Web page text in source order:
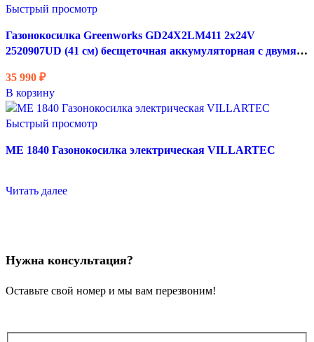
Быстрый просмотр
Газонокосилка Greenworks GD24X2LM411 2х24V
2520907UD (41 см) бесщеточная аккумуляторная с двумя 4
35 990 ₽
В корзину
Быстрый просмотр
ME 1840 Газонокосилка электрическая VILLARTEC
Читать далее
Нужна консультация?
Оставьте свой номер и мы вам перезвоним!